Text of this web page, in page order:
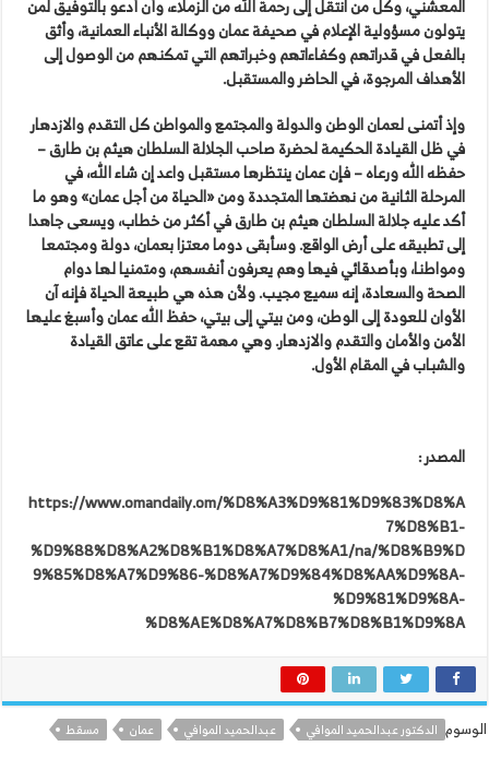
المعشني، وكل من انتقل إلى رحمة الله من الزملاء، وأن أدعو بالتوفيق لمن
يتولون مسؤولية الإعلام في صحيفة عمان ووكالة الأنباء العمانية، وأثق
بالفعل في قدراتهم وكفاءاتهم وخبراتهم التي تمكنهم من الوصول إلى
الأهداف المرجوة، في الحاضر والمستقبل.
وإذ أتمنى لعمان الوطن والدولة والمجتمع والمواطن كل التقدم والازدهار
في ظل القيادة الحكيمة لحضرة صاحب الجلالة السلطان هيثم بن طارق –
حفظه الله ورعاه – فإن عمان ينتظرها مستقبل واعد إن شاء الله، في
المرحلة الثانية من نهضتها المتجددة ومن «الحياة من أجل عمان» وهو ما
أكد عليه جلالة السلطان هيثم بن طارق في أكثر من خطاب، ويسعى جاهدا
إلى تطبيقه على أرض الواقع. وسأبقى دوما معتزا بعمان، دولة ومجتمعا
ومواطنا، وبأصدقائي فيها وهم يعرفون أنفسهم، ومتمنيا لها دوام
الصحة والسعادة، إنه سميع مجيب. ولأن هذه هي طبيعة الحياة فإنه آن
الأوان للعودة إلى الوطن، ومن بيتي إلى بيتي، حفظ الله عمان وأسبغ عليها
الأمن والأمان والتقدم والازدهار. وهي مهمة تقع على عاتق القيادة
والشباب في المقام الأول.
المصدر :
https://www.omandaily.om/%D8%A3%D9%81%D9%83%D8%A
7%D8%B1-
%D9%88%D8%A2%D8%B1%D8%A7%D8%A1/na/%D8%B9%D
9%85%D8%A7%D9%86-%D8%A7%D9%84%D8%AA%D9%8A-
%D9%81%D9%8A-
%D8%AE%D8%A7%D8%B7%D8%B1%D9%8A
الوسوم الدكتور عبدالحميد الموافي عبدالحميد الموافي عمان مسقط